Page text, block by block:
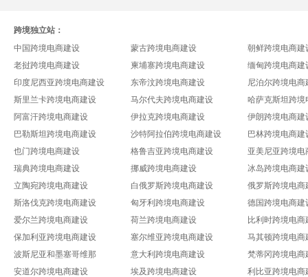
跨境独立站：
中国跨境电商建设 蒙古跨境电商建设
朝鲜跨境电商建
老挝跨境电商建设
柬埔寨跨境电商建设
缅甸跨境电商建
印度尼西亚跨境电商建设
东帝汶跨境电商建设
尼泊尔跨境电商
斯里兰卡跨境电商建设
马尔代夫跨境电商建设
哈萨克斯坦跨境
阿富汗跨境电商建设
伊拉克跨境电商建设
伊朗跨境电商建
巴勒斯坦跨境电商建设
沙特阿拉伯跨境电商建设
巴林跨境电商建
也门跨境电商建设
格鲁吉亚跨境电商建设
亚美尼亚跨境电
瑞典跨境电商建设
挪威跨境电商建设
冰岛跨境电商建
立陶宛跨境电商建设
白俄罗斯跨境电商建设
俄罗斯跨境电商
斯洛伐克跨境电商建设
匈牙利跨境电商建设
德国跨境电商建
爱尔兰跨境电商建设
荷兰跨境电商建设
比利时跨境电商
保加利亚跨境电商建设
塞尔维亚跨境电商建设
马其顿跨境电商
波斯尼亚和墨塞哥维那
意大利跨境电商建设
梵蒂冈跨境电商
安道尔跨境电商建设
埃及跨境电商建设
利比亚跨境电商